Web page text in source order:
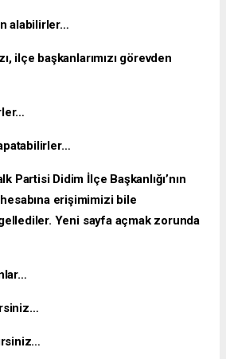
alabilirler…
ilçe başkanlarımızı görevden
Partisi Didim İlçe Başkanlığı’nın
erişimimizi bile
Yeni sayfa açmak zorunda